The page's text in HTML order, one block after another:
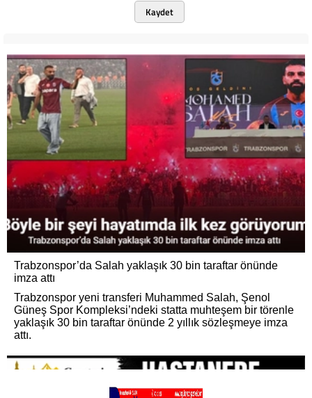
Kaydet
Trabzonspor’da Salah yaklaşık 30 bin taraftar önünde
imza attı
Trabzonspor yeni transferi Muhammed Salah, Şenol
Güneş Spor Kompleksi’ndeki statta muhteşem bir törenle
yaklaşık 30 bin taraftar önünde 2 yıllık sözleşmeye imza
attı.